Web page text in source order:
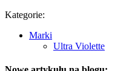
Kategorie:
Marki
Ultra Violette